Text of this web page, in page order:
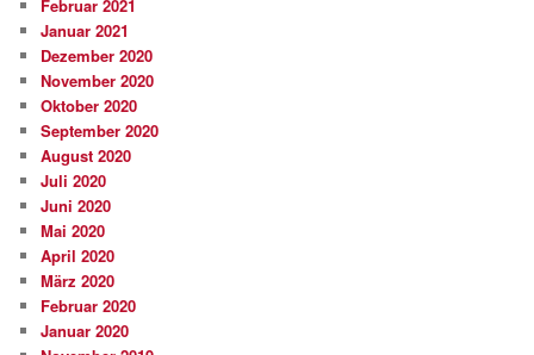
Februar 2021
Januar 2021
Dezember 2020
November 2020
Oktober 2020
September 2020
August 2020
Juli 2020
Juni 2020
Mai 2020
April 2020
März 2020
Februar 2020
Januar 2020